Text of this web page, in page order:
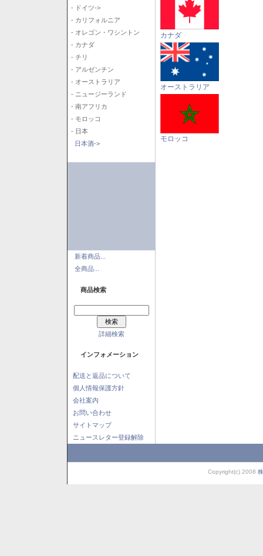
- ドイツ->
- カリフォルニア
- オレゴン・ワシントン
- カナダ
- チリ
- アルゼンチン
- オーストラリア
- ニュージーランド
- 南アフリカ
- モロッコ
- 日本
日本酒->
新着商品...
全商品...
商品検索
詳細検索
インフォメーション
配送と返品について
個人情報保護方針
会社案内
お問い合わせ
サイトマップ
ニュースレター登録解除
カナダ
オーストラリア
モロッコ
Copyright(c) 2008